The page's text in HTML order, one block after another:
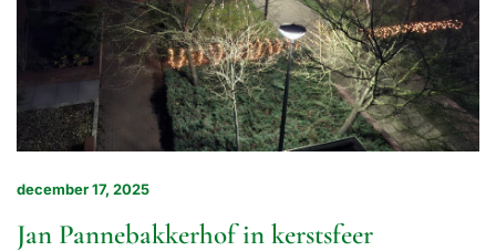
december 17, 2025
Jan Pannebakkerhof in kerstsfeer